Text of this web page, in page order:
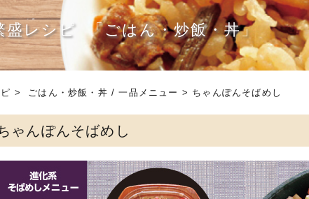
レシピ 「ごはん・炒飯・丼」
> ごはん・炒飯・丼 /一品メニュー > ちゃんぽんそばめし
ゃんぽんそばめし